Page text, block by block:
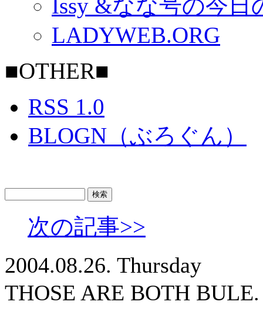
Issy &なな号の今日
LADYWEB.ORG
■OTHER■
RSS 1.0
BLOGN（ぶろぐん）
次の記事>>
2004.08.26. Thursday
THOSE ARE BOTH